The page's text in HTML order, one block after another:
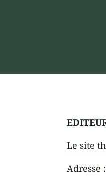
Le site
Adresse